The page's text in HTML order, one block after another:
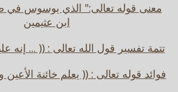
معنى قوله تعالى:" الذي يوسوس في
ابن عثيمين
تتمة تفسير قول الله تعالى : (( ... إنه
فوائد قوله تعالى : (( يعلم خائنة